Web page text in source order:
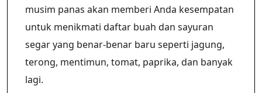
musim panas akan memberi Anda kesempatan
untuk menikmati daftar buah dan sayuran
segar yang benar-benar baru seperti jagung,
terong, mentimun, tomat, paprika, dan banyak
lagi.